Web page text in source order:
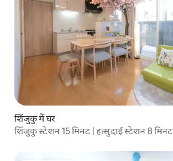
शिंजुकु में घर
शिंजुकु स्टेशन 15 मिनट | हत्सुदाई स्टेशन 8